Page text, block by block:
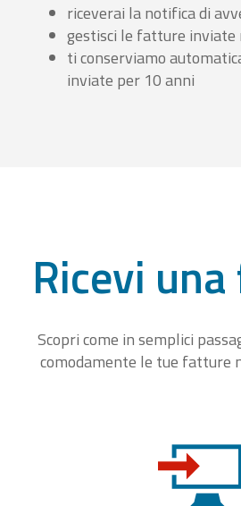
riceverai la notifica di
gestisci le fatture inviate
ti conserviamo
inviate per 10 anni
Ricevi
Scopri come in semplici
comodamente le tue fatture